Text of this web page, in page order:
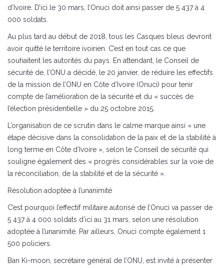
d’Ivoire. D’ici le 30 mars, l’Onuci doit ainsi passer de 5 437 à 4
000 soldats.
Au plus tard au début de 2018, tous les Casques bleus devront
avoir quitté le territoire ivoirien. C’est en tout cas ce que
souhaitent les autorités du pays. En attendant, le Conseil de
sécurité de, l’ONU a décidé, le 20 janvier, de réduire les effectifs
de la mission de l’ONU en Côte d’Ivoire (Onuci) pour tenir
compte de l’amélioration de la sécurité et du « succès de
l’élection présidentielle » du 25 octobre 2015.
L’organisation de ce scrutin dans le calme marque ainsi « une
étape décisive dans la consolidation de la paix et de la stabilité à
long terme en Côte d’Ivoire », selon le Conseil de sécurité qui
souligne également des « progrès considérables sur la voie de
la réconciliation, de la stabilité et de la sécurité ».
Résolution adoptée à l’unanimité
C’est pourquoi l’effectif militaire autorisé de l’Onuci va passer de
5 437 à 4 000 soldats d’ici au 31 mars, selon une résolution
adoptée à l’unanimité. Par ailleurs, Onuci compte également 1
500 policiers.
Ban Ki-moon, secrétaire général de l’ONU, est invité à présenter